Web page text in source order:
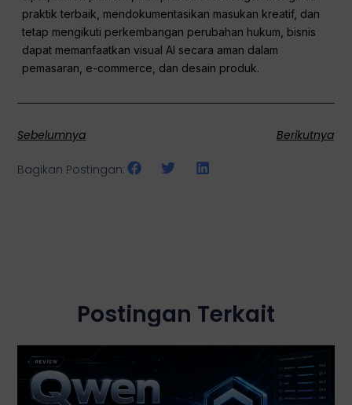
praktik terbaik, mendokumentasikan masukan kreatif, dan
tetap mengikuti perkembangan perubahan hukum, bisnis
dapat memanfaatkan visual AI secara aman dalam
pemasaran, e-commerce, dan desain produk.
Sebelumnya Berikutnya
Bagikan Postingan:
Postingan Terkait